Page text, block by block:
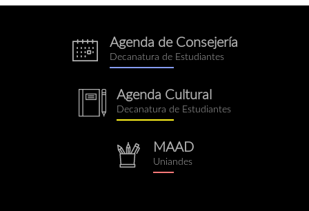
eventos.png
Agenda de Consejería
Decanatura de Estudiantes
notebook.png
Agenda Cultural
Decanatura de Estudiantes
repositorio.png
MAAD
Uniandes